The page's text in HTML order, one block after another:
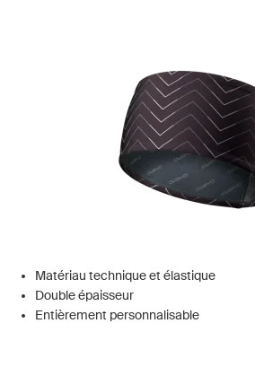
Matériau technique et élastique
Double épaisseur
Entièrement personnalisable